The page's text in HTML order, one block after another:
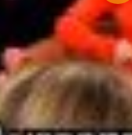
Kommentar entfernt.
oder "http://" in URLs